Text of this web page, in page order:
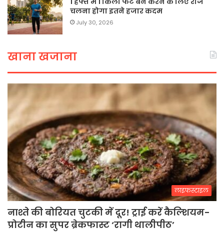
चलना होगा इतने हजार कदम
July 30, 2026
खाना खजाना
लाइफस्टाइल
नाश्ते की बोरियत चुटकी में दूर! ट्राई करें कैल्शियम-
प्रोटीन का सुपर ब्रेकफास्ट ‘रागी थालीपीठ’